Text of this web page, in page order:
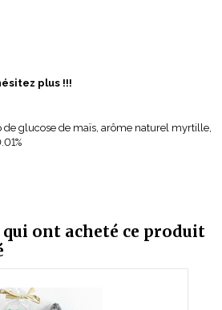
plus !!!
de glucose de maïs, arôme naturel myrtille,
ont acheté ce produit